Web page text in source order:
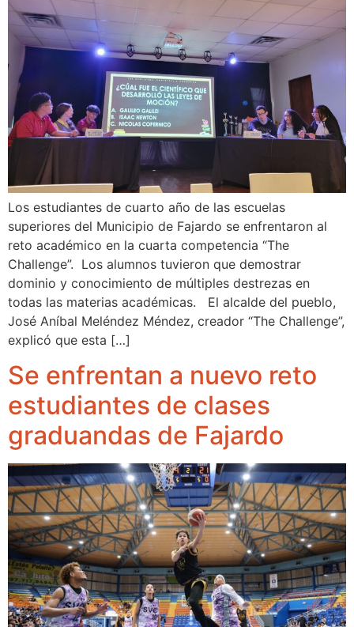
Los estudiantes de cuarto año de las escuelas
superiores del Municipio de Fajardo se enfrentaron al
reto académico en la cuarta competencia “The
Challenge”. Los alumnos tuvieron que demostrar
dominio y conocimiento de múltiples destrezas en
todas las materias académicas. El alcalde del pueblo,
José Aníbal Meléndez Méndez, creador “The Challenge”,
explicó que esta […]
Se enfrentan a nuevo reto
estudiantes de clases
graduandas de Fajardo